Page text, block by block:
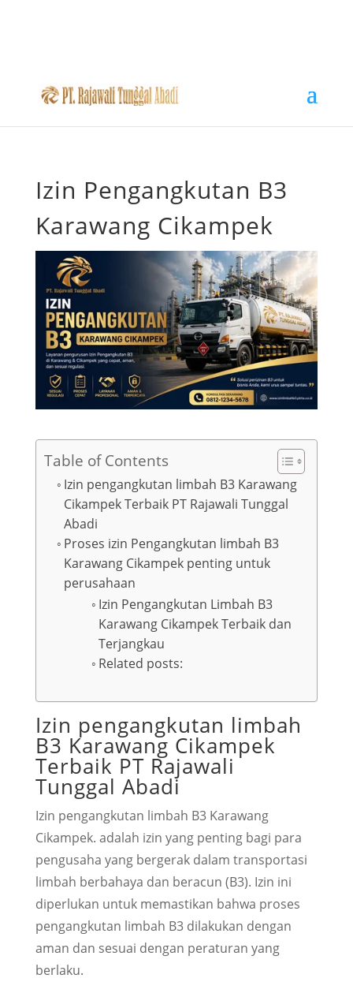
Izin Pengangkutan B3
Karawang Cikampek
Table of Contents
Izin pengangkutan limbah B3 Karawang
Cikampek Terbaik PT Rajawali Tunggal
Abadi
Proses izin Pengangkutan limbah B3
Karawang Cikampek penting untuk
perusahaan
Izin Pengangkutan Limbah B3
Karawang Cikampek Terbaik dan
Terjangkau
Related posts:
Izin pengangkutan limbah
B3 Karawang Cikampek
Terbaik PT Rajawali
Tunggal Abadi
Izin pengangkutan limbah B3 Karawang
Cikampek. adalah izin yang penting bagi para
pengusaha yang bergerak dalam transportasi
limbah berbahaya dan beracun (B3). Izin ini
diperlukan untuk memastikan bahwa proses
pengangkutan limbah B3 dilakukan dengan
aman dan sesuai dengan peraturan yang
berlaku.